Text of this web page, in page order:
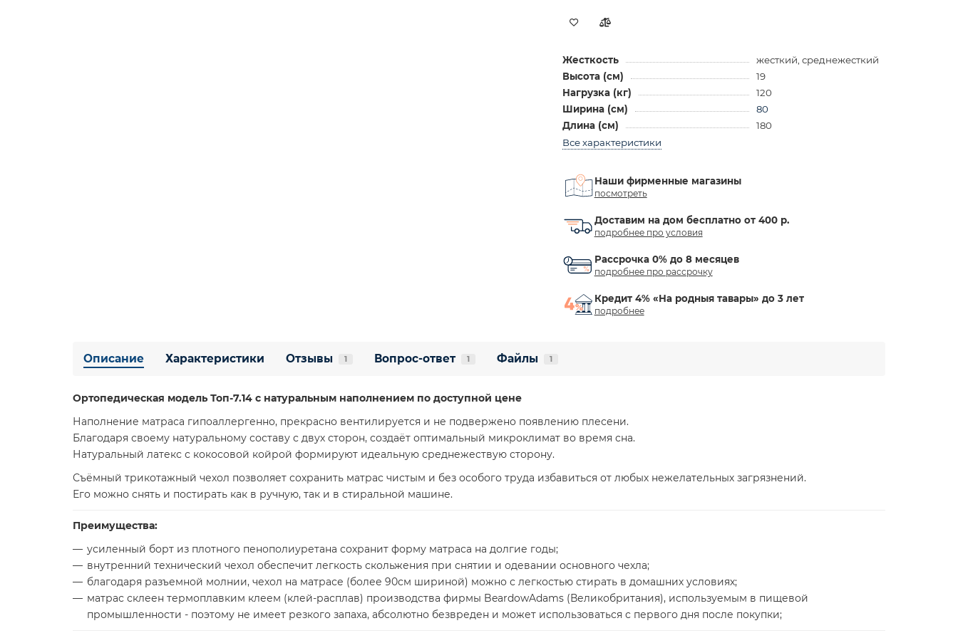
Жесткость
жесткий, среднежесткий
Высота (см)
19
Нагрузка (кг)
120
Ширина (см)
80
Длина (см)
180
Все характеристики
Наши фирменные магазины
посмотреть
Доставим на дом бесплатно от 400 р.
подробнее про условия
Рассрочка 0% до 8 месяцев
подробнее про рассрочку
Кредит 4% «На родныя тавары» до 3 лет
подробнее
Описание Характеристики Отзывы 1 Вопрос-ответ 1 Файлы 1
Ортопедическая модель Топ-7.14 с натуральным наполнением по доступной цене
Наполнение матраса гипоаллергенно, прекрасно вентилируется и не подвержено появлению плесени.
Благодаря своему натуральному составу с двух сторон, создаёт оптимальный микроклимат во время сна.
Натуральный латекс с кокосовой койрой формируют идеальную среднежествую сторону.
Съёмный трикотажный чехол позволяет сохранить матрас чистым и без особого труда избавиться от любых нежелательных загрязнений.
Его можно снять и постирать как в ручную, так и в стиральной машине.
Преимущества:
усиленный борт из плотного пенополиуретана сохранит форму матраса на долгие годы;
внутренний технический чехол обеспечит легкость скольжения при снятии и одевании основного чехла;
благодаря разъемной молнии, чехол на матрасе (более 90см шириной) можно с легкостью стирать в домашних условиях;
матрас склеен термоплавким клеем (клей-расплав) производства фирмы BeardowAdams (Великобритания), используемым в пищевой
промышленности - поэтому не имеет резкого запаха, абсолютно безвреден и может использоваться с первого дня после покупки;